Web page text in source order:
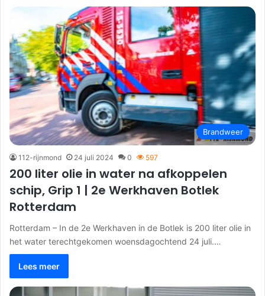
Brandweer
112-rijnmond 24 juli 2024 0 597
200 liter olie in water na afkoppelen
schip, Grip 1 | 2e Werkhaven Botlek
Rotterdam
Rotterdam – In de 2e Werkhaven in de Botlek is 200 liter olie in
het water terechtgekomen woensdagochtend 24 juli.…
Lees meer